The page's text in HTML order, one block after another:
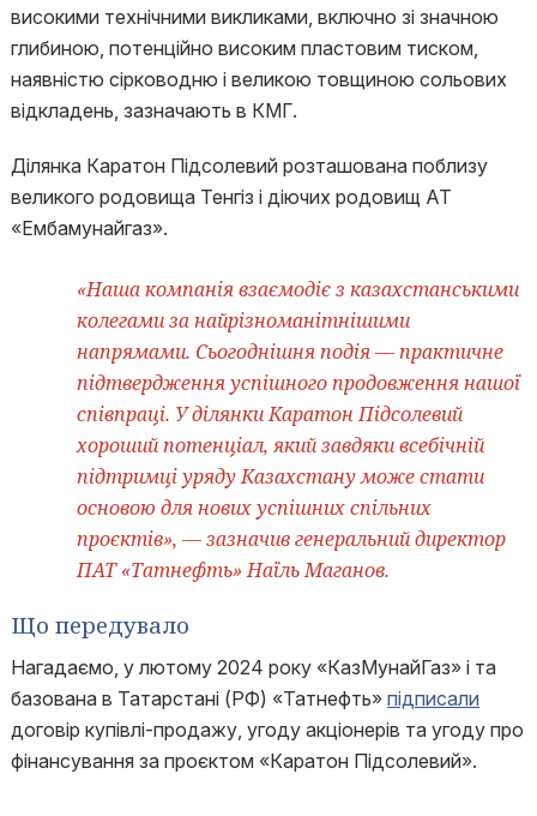
високими технічними викликами, включно зі значною
глибиною, потенційно високим пластовим тиском,
наявністю сірководню і великою товщиною сольових
відкладень, зазначають в КМГ.
Ділянка Каратон Підсолевий розташована поблизу
великого родовища Тенгіз і діючих родовищ АТ
«Ембамунайгаз».
«Наша компанія взаємодіє з казахстанськими
колегами за найрізноманітнішими
напрямами. Сьогоднішня подія — практичне
підтвердження успішного продовження нашої
співпраці. У ділянки Каратон Підсолевий
хороший потенціал, який завдяки всебічній
підтримці уряду Казахстану може стати
основою для нових успішних спільних
проєктів», — зазначив генеральний директор
ПАТ «Татнефть» Наїль Маганов.
Що передувало
Нагадаємо, у лютому 2024 року «КазМунайГаз» і та
базована в Татарстані (РФ) «Татнефть» підписали
договір купівлі-продажу, угоду акціонерів та угоду про
фінансування за проєктом «Каратон Підсолевий».